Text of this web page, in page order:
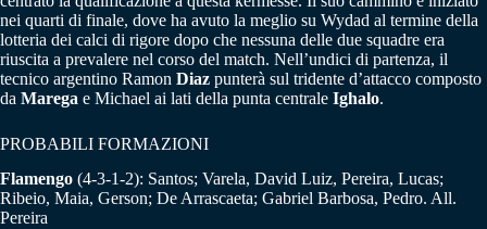
nei quarti di finale, dove ha avuto la meglio su Wydad al termine della
lotteria dei calci di rigore dopo che nessuna delle due squadre era
riuscita a prevalere nel corso del match. Nell’undici di partenza, il
tecnico argentino Ramon Diaz punterà sul tridente d’attacco composto
da Marega e Michael ai lati della punta centrale Ighalo.
PROBABILI FORMAZIONI
Flamengo (4-3-1-2): Santos; Varela, David Luiz, Pereira, Lucas;
Ribeio, Maia, Gerson; De Arrascaeta; Gabriel Barbosa, Pedro. All.
Pereira